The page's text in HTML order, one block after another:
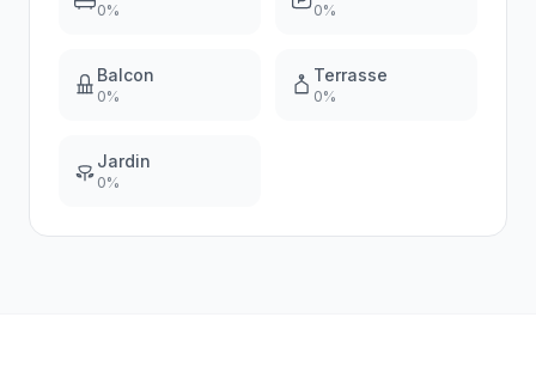
0% 0%
Balcon
0%
Terrasse
0%
Jardin
0%